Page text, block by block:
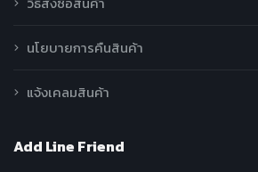
นโยบายการคืนสินค้า
แจ้งเคลมสินค้า
Add Line Friend